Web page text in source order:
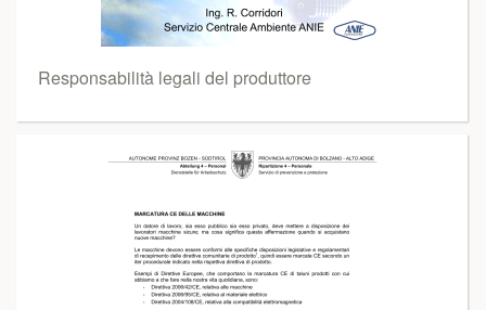
Responsabilità legali del produttore